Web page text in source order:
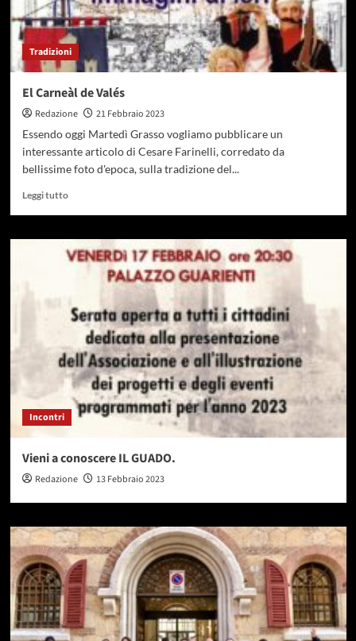
Tradizioni
El Carneàl de Valés
Redazione
21 Febbraio 2023
Essendo oggi Martedì Grasso vogliamo pubblicare un
interessante articolo di Cesare Farinelli, corredato da
bellissime foto d'epoca, sulla tradizione del...
Leggi tutto
Incontri
Vieni a conoscere IL GUADO.
Redazione 13 Febbraio 2023